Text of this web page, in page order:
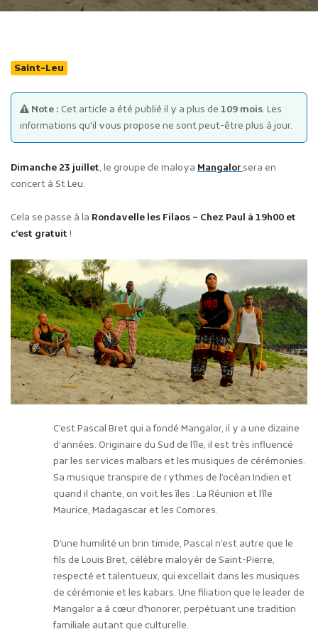
Publicité des actes
Marchés publics
Saint-Leu
Note : Cet article a été publié il y a plus de 109 mois. Les
informations qu'il vous propose ne sont peut-être plus à jour.
Dimanche 23 juillet, le groupe de maloya Mangalor sera en
concert à St Leu.
Cela se passe à la Rondavelle les Filaos – Chez Paul à 19h00 et
c’est gratuit !
C’est Pascal Bret qui a fondé Mangalor, il y a une dizaine
d’années. Originaire du Sud de l’île, il est très influencé
par les services malbars et les musiques de cérémonies.
Sa musique transpire de rythmes de l’océan Indien et
quand il chante, on voit les îles : La Réunion et l’île
Maurice, Madagascar et les Comores.
D’une humilité un brin timide, Pascal n’est autre que le
fils de Louis Bret, célèbre maloyèr de Saint-Pierre,
respecté et talentueux, qui excellait dans les musiques
de cérémonie et les kabars. Une filiation que le leader de
Mangalor a à cœur d’honorer, perpétuant une tradition
familiale autant que culturelle.